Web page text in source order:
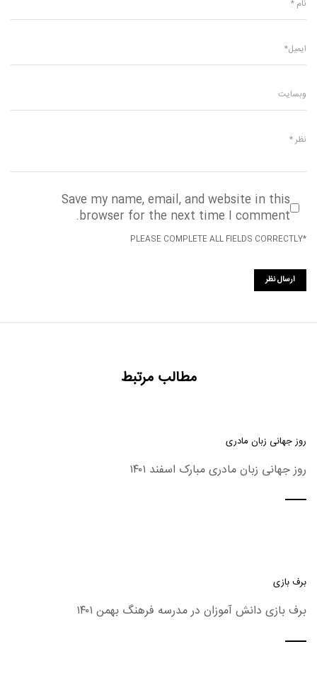
Save my name, email, and website in this
browser for the next time I comment.
*PLEASE COMPLETE ALL FIELDS CORRECTLY
مطالب مرتبط
روز جهانی زبان مادری
روز جهانی زبان مادری مبارک اسفند ۱۴۰۱
برف بازی
برف بازی دانش آموزان در مدرسه فرهنگ بهمن ۱۴۰۱